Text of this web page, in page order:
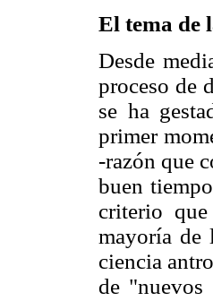
El tema de
Desde
proceso de
se ha
primer
-razón que
buen
criterio
mayoría de
ciencia
de